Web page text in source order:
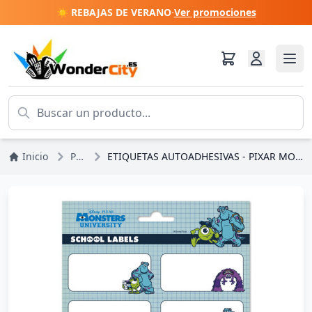
☀️ REBAJAS DE VERANO·Ver promociones
Inicio Pixar ETIQUETAS AUTOADHESIVAS - PIXAR MONSTERS, INC.